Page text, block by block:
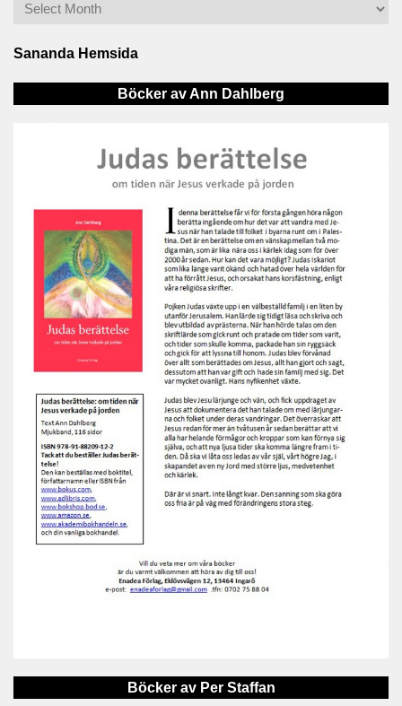
Sananda Hemsida
Böcker av Ann Dahlberg
Böcker av Per Staffan